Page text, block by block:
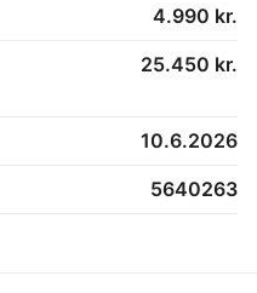
4.990 kr.
25.450 kr.
10.6.2026
5640263